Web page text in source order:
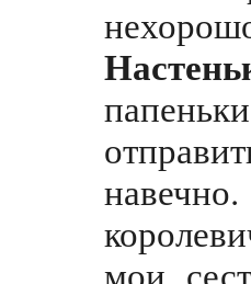
мои